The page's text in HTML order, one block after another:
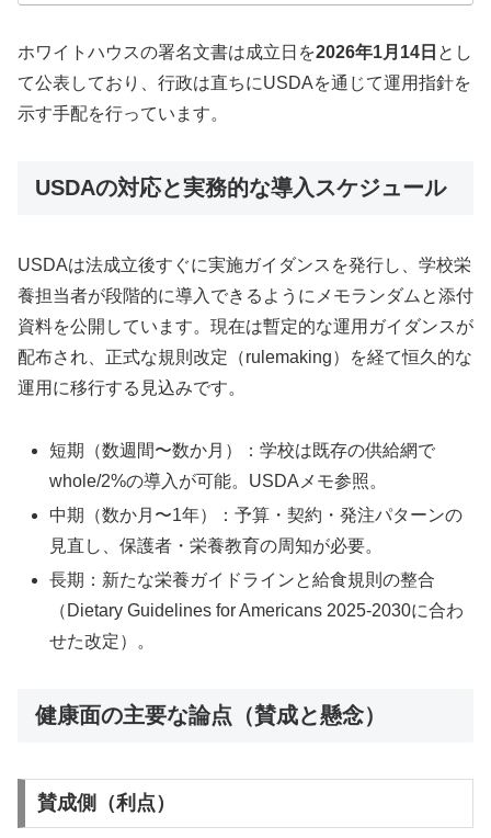
ホワイトハウスの署名文書は成立日を2026年1月14日 とし
て公表しており、行政は直ちにUSDAを通じて運用指針を
示す手配を行っています。
USDAの対応と実務的な導入スケジュール
USDAは法成立後すぐに実施ガイダンスを発行し、学校栄
養担当者が段階的に導入できるようにメモランダムと添付
資料を公開しています。現在は暫定的な運用ガイダンスが
配布され、正式な規則改定（rulemaking）を経て恒久的な
運用に移行する見込みです。
短期（数週間〜数か月）：学校は既存の供給網で
whole/2%の導入が可能。USDAメモ参照。
中期（数か月〜1年）：予算・契約・発注パターンの
見直し、保護者・栄養教育の周知が必要。
長期：新たな栄養ガイドラインと給食規則の整合
（Dietary Guidelines for Americans 2025-2030に合わ
せた改定）。
健康面の主要な論点（賛成と懸念）
賛成側（利点）